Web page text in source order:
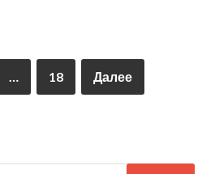
… 18 Далее